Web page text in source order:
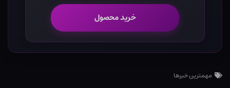
خرید محصول
مهمترین خبرها